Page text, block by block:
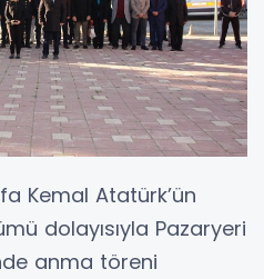
Kemal Atatürk’ün
dolayısıyla Pazaryeri
anma töreni